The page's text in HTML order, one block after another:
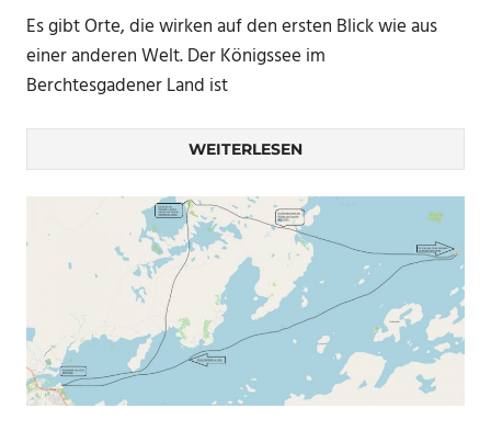
Es gibt Orte, die wirken auf den ersten Blick wie aus
einer anderen Welt. Der Königssee im
Berchtesgadener Land ist
WEITERLESEN